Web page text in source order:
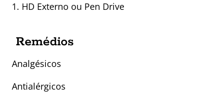
1. HD Externo ou Pen Drive
Remédios
Analgésicos
Antialérgicos